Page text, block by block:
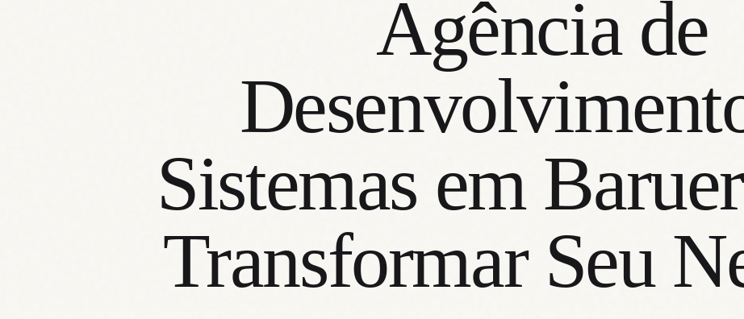
Agência de
Sistemas em
Transformar Seu